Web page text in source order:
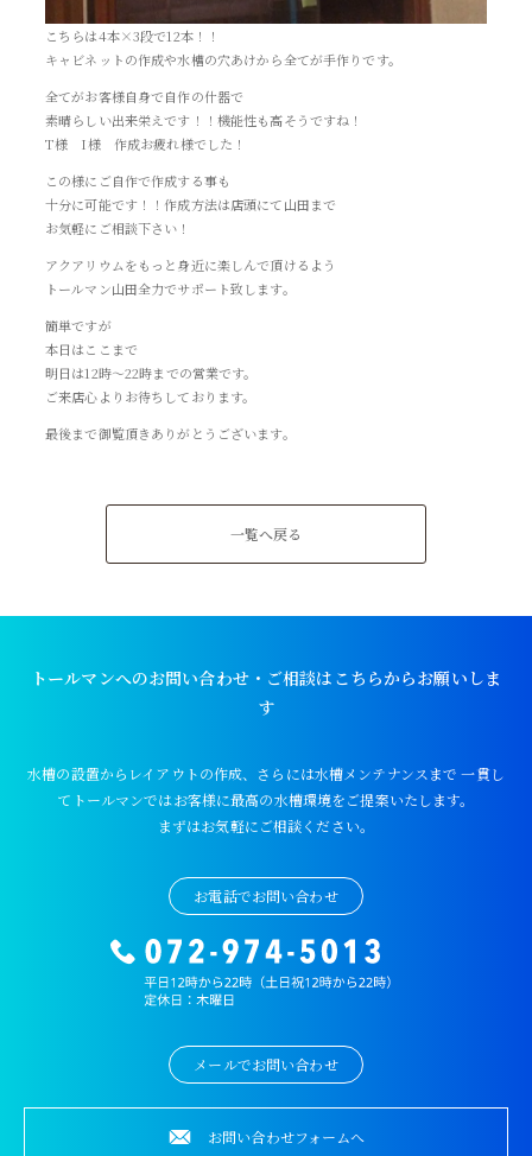
こちらは4本×3段で12本！！
キャビネットの作成や水槽の穴あけから全てが手作りです。
全てがお客様自身で自作の什器で
素晴らしい出来栄えです！！機能性も高そうですね！
T様 I様 作成お疲れ様でした！
この様にご自作で作成する事も
十分に可能です！！作成方法は店頭にて山田まで
お気軽にご相談下さい！
アクアリウムをもっと身近に楽しんで頂けるよう
トールマン山田全力でサポート致します。
簡単ですが
本日はここまで
明日は12時～22時までの営業です。
ご来店心よりお待ちしております。
最後まで御覧頂きありがとうございます。
一覧へ戻る
トールマンへのお問い合わせ・ご相談はこちらからお願いしま
す
水槽の設置からレイアウトの作成、さらには水槽メンテナンスまで 一貫し
てトールマンではお客様に最高の水槽環境をご提案いたします。
まずはお気軽にご相談ください。
お電話でお問い合わせ
メールでお問い合わせ
お問い合わせフォームへ